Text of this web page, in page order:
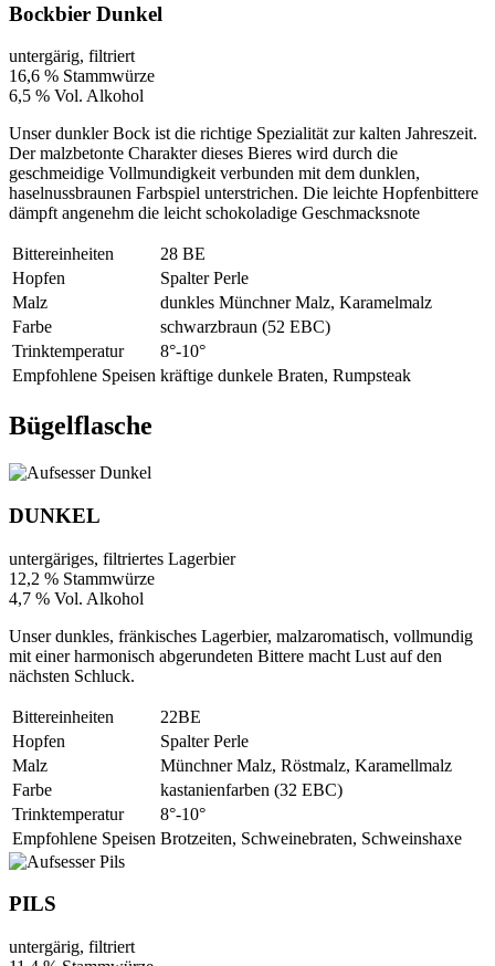
Bockbier Dunkel
untergärig, filtriert
16,6 % Stammwürze
6,5 % Vol. Alkohol
Unser dunkler Bock ist die richtige Spezialität zur kalten Jahreszeit.
Der malzbetonte Charakter dieses Bieres wird durch die
geschmeidige Vollmundigkeit verbunden mit dem dunklen,
haselnussbraunen Farbspiel unterstrichen. Die leichte Hopfenbittere
dämpft angenehm die leicht schokoladige Geschmacksnote
Bittereinheiten
28 BE
Hopfen
Spalter Perle
Malz
dunkles Münchner Malz, Karamelmalz
Farbe
schwarzbraun (52 EBC)
Trinktemperatur
8°-10°
Empfohlene Speisen kräftige dunkele Braten, Rumpsteak
Bügelflasche
DUNKEL
untergäriges, filtriertes Lagerbier
12,2 % Stammwürze
4,7 % Vol. Alkohol
Unser dunkles, fränkisches Lagerbier, malzaromatisch, vollmundig
mit einer harmonisch abgerundeten Bittere macht Lust auf den
nächsten Schluck.
Bittereinheiten
22BE
Hopfen
Spalter Perle
Malz
Münchner Malz, Röstmalz, Karamellmalz
Farbe
kastanienfarben (32 EBC)
Trinktemperatur
8°-10°
Empfohlene Speisen Brotzeiten, Schweinebraten, Schweinshaxe
PILS
untergärig, filtriert